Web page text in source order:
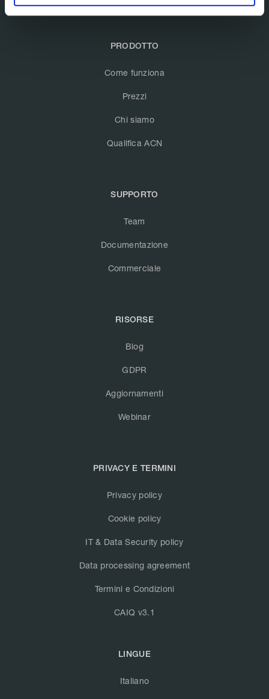
PRODOTTO
Come funziona
Prezzi
Chi siamo
Qualifica ACN
SUPPORTO
Team
Documentazione
Commerciale
RISORSE
Blog
GDPR
Aggiornamenti
Webinar
PRIVACY E TERMINI
Privacy policy
Cookie policy
IT & Data Security policy
Data processing agreement
Termini e Condizioni
CAIQ v3.1
LINGUE
Italiano